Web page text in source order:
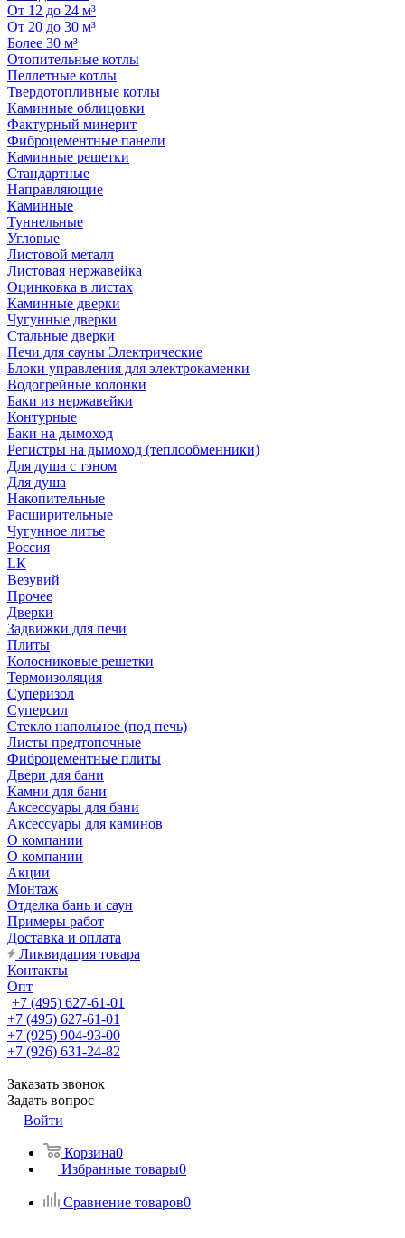
От 12 до 24 м³
От 20 до 30 м³
Более 30 м³
Отопительные котлы
Пеллетные котлы
Твердотопливные котлы
Каминные облицовки
Фактурный минерит
Фиброцементные панели
Каминные решетки
Стандартные
Направляющие
Каминные
Туннельные
Угловые
Листовой металл
Листовая нержавейка
Оцинковка в листах
Каминные дверки
Чугунные дверки
Стальные дверки
Печи для сауны Электрические
Блоки управления для электрокаменки
Водогрейные колонки
Баки из нержавейки
Контурные
Баки на дымоход
Регистры на дымоход (теплообменники)
Для душа с тэном
Для душа
Накопительные
Расширительные
Чугунное литье
Россия
LК
Везувий
Прочее
Дверки
Задвижки для печи
Плиты
Колосниковые решетки
Термоизоляция
Суперизол
Суперсил
Стекло напольное (под печь)
Листы предтопочные
Фиброцементные плиты
Двери для бани
Камни для бани
Аксессуары для бани
Аксессуары для каминов
О компании
О компании
Акции
Монтаж
Отделка бань и саун
Примеры работ
Доставка и оплата
Ликвидация товара
Контакты
Опт
+7 (495) 627-61-01
+7 (495) 627-61-01
+7 (925) 904-93-00
+7 (926) 631-24-82
Заказать звонок
Задать вопрос
Войти
Корзина0
Избранные товары0
Сравнение товаров0